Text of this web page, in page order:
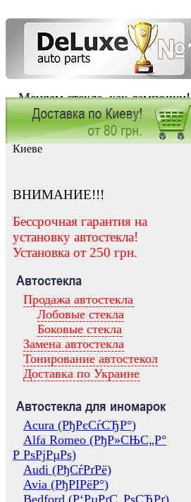
Меняем стекла, как лампочки!
Заказать установку автостекла в
Киеве
ВНИМАНИЕ!!!
Бессрочная гарантия на
установку автостекла!
Установка от 250 грн.
Автостекла
Продажа автостекла
Лобовые стекла
Боковые стекла
Замена автостекла
Тонирование автостекол
Доставка по Украине
Автостекла для иномарок
Acura (РђРєСѓСЂР°)
Alfa Romeo (РђР»СЊС„Р°
Р РѕРјРµРѕ)
Audi (РђСѓРґРё)
Avia (РђРІРёР°)
Bedford (Р‘РµРґС„РѕСЂРґ)